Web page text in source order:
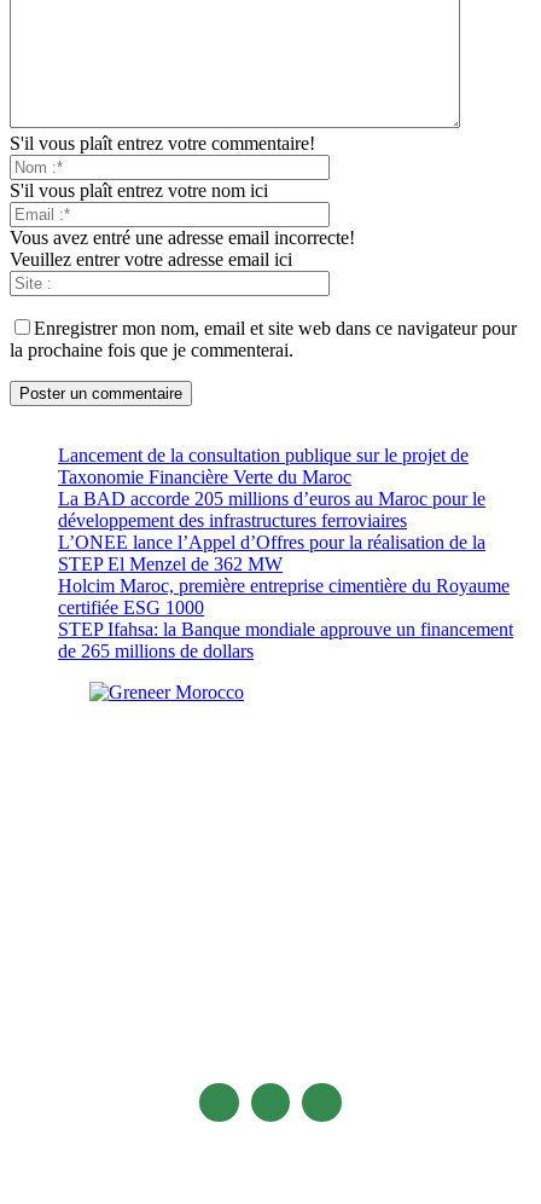
S'il vous plaît entrez votre commentaire!
S'il vous plaît entrez votre nom ici
Vous avez entré une adresse email incorrecte!
Veuillez entrer votre adresse email ici
Enregistrer mon nom, email et site web dans ce navigateur pour
la prochaine fois que je commenterai.
Lancement de la consultation publique sur le projet de
Taxonomie Financière Verte du Maroc
La BAD accorde 205 millions d’euros au Maroc pour le
développement des infrastructures ferroviaires
L’ONEE lance l’Appel d’Offres pour la réalisation de la
STEP El Menzel de 362 MW
Holcim Maroc, première entreprise cimentière du Royaume
certifiée ESG 1000
STEP Ifahsa: la Banque mondiale approuve un financement
de 265 millions de dollars